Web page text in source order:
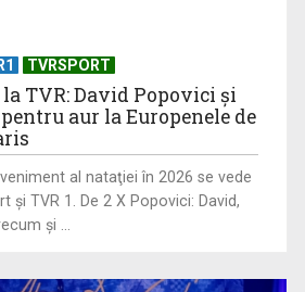
public: Grevă generală în sute de
TVRSPORT
TVR: David Popovici și
aur la Europenele de
al nataţiei în 2026 se vede
şi TVR 1. De 2 X Popovici: David,
şi ...